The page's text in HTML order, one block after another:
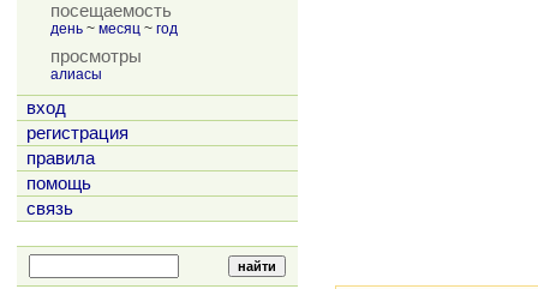
посещаемость
день ~ месяц ~ год
просмотры
алиасы
вход
регистрация
правила
помощь
связь